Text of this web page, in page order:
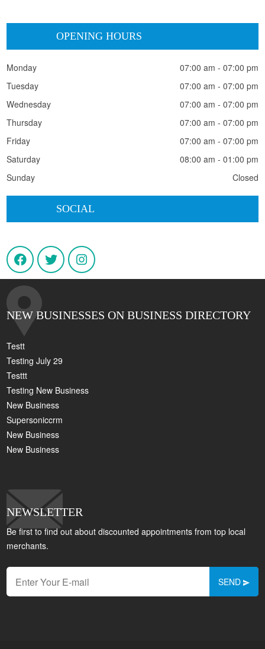
OPENING HOURS
Monday
07:00 am - 07:00 pm
Tuesday
07:00 am - 07:00 pm
Wednesday
07:00 am - 07:00 pm
Thursday
07:00 am - 07:00 pm
Friday
07:00 am - 07:00 pm
Saturday
08:00 am - 01:00 pm
Sunday
Closed
SOCIAL
NEW BUSINESSES ON BUSINESS DIRECTORY
Testt
Testing July 29
Testtt
Testing New Business
New Business
Supersoniccrm
New Business
New Business
NEWSLETTER
Be first to find out about discounted appointments from top local
merchants.
SEND